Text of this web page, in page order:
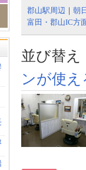
郡山駅周辺 ｜ 朝
富田・郡山IC方
並び替え
ンが使え